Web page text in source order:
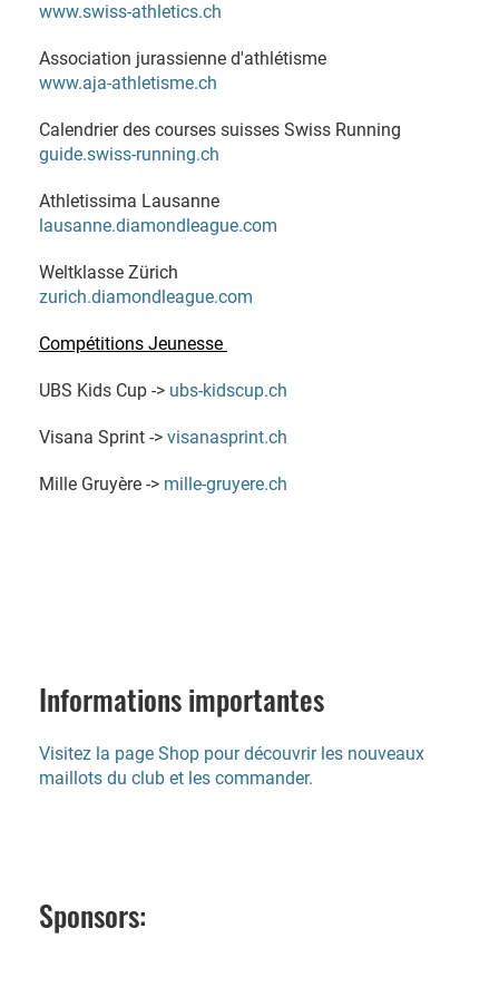
www.swiss-athletics.ch
Association jurassienne d'athlétisme
www.aja-athletisme.ch
Calendrier des courses suisses Swiss Running
guide.swiss-running.ch
Athletissima Lausanne
lausanne.diamondleague.com
Weltklasse Zürich
zurich.diamondleague.com
Compétitions Jeunesse
UBS Kids Cup -> ubs-kidscup.ch
Visana Sprint -> visanasprint.ch
Mille Gruyère -> mille-gruyere.ch
Informations importantes
Visitez la page Shop pour découvrir les nouveaux
maillots du club et les commander.
Sponsors: